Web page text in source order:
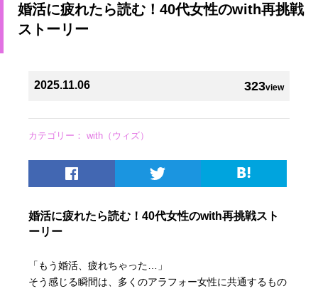
婚活に疲れたら読む！40代女性のwith再挑戦
ストーリー
323view
2025.11.06
カテゴリー： with（ウィズ）
婚活に疲れたら読む！40代女性のwith再挑戦スト
ーリー
「もう婚活、疲れちゃった…」
そう感じる瞬間は、多くのアラフォー女性に共通するもの